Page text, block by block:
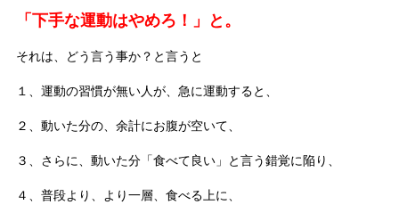
「下手な運動はやめろ！」と。
それは、どう言う事か？と言うと
１、運動の習慣が無い人が、急に運動すると、
２、動いた分の、余計にお腹が空いて、
３、さらに、動いた分「食べて良い」と言う錯覚に陥り、
４、普段より、より一層、食べる上に、